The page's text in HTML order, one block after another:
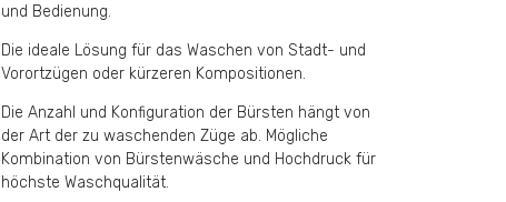
und Bedienung.
Die ideale Lösung für das Waschen von Stadt- und
Vorortzügen oder kürzeren Kompositionen.
Die Anzahl und Konfiguration der Bürsten hängt von
der Art der zu waschenden Züge ab. Mögliche
Kombination von Bürstenwäsche und Hochdruck für
höchste Waschqualität.